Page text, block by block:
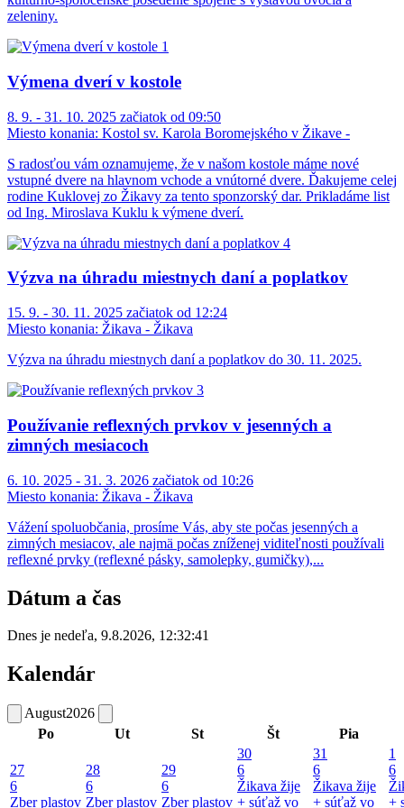
zeleniny.
Výmena dverí v kostole
8. 9. - 31. 10. 2025 začiatok od 09:50
Miesto konania: Kostol sv. Karola Boromejského v Žikave -
S radosťou vám oznamujeme, že v našom kostole máme nové
vstupné dvere na hlavnom vchode a vnútorné dvere. Ďakujeme celej
rodine Kuklovej zo Žikavy za tento sponzorský dar. Prikladáme list
od Ing. Miroslava Kuklu k výmene dverí.
Výzva na úhradu miestnych daní a poplatkov
15. 9. - 30. 11. 2025 začiatok od 12:24
Miesto konania: Žikava - Žikava
Výzva na úhradu miestnych daní a poplatkov do 30. 11. 2025.
Používanie reflexných prvkov v jesenných a
zimných mesiacoch
6. 10. 2025 - 31. 3. 2026 začiatok od 10:26
Miesto konania: Žikava - Žikava
Vážení spoluobčania, prosíme Vás, aby ste počas jesenných a
zimných mesiacov, ale najmä počas zníženej viditeľnosti používali
reflexné prvky (reflexné pásky, samolepky, gumičky),...
Dátum a čas
Dnes je nedeľa, 9.8.2026, 12:32:41
Kalendár
August2026
Po
Ut St Št Pia
27
6
Zber plastov
28
6
Zber plastov
29
6
Zber plastov
30
6
Žikava žije
+ súťaž vo
31
6
Žikava žije
+ súťaž vo
1
6
+